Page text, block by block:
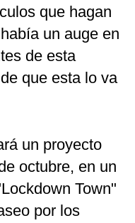
que hagan
un auge en
de esta
que esta lo va
un proyecto
octubre, en un
Town"
por los